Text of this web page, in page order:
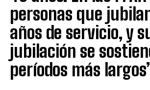
personas que
años de servicio, y
jubilación se
períodos más